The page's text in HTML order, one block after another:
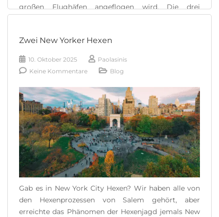
großen Flughäfen angeflogen wird. Die drei
READ MORE
Zwei New Yorker Hexen
10. Oktober 2025
Paolasinis
Keine Kommentare
Blog
Gab es in New York City Hexen? Wir haben alle von
den Hexenprozessen von Salem gehört, aber
erreichte das Phänomen der Hexenjagd jemals New